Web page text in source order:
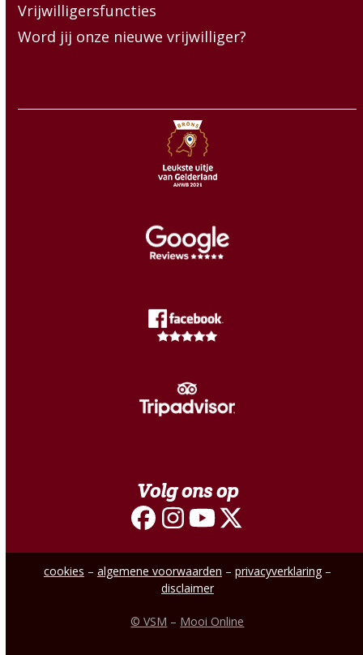
Vrijwilligersfuncties
Word jij onze nieuwe vrijwilliger?
Volg ons op
Facebook
Instagram
YouTube
Twitter
cookies – algemene voorwaarden – privacyverklaring–
disclaimer
© VSM – Mooi Online